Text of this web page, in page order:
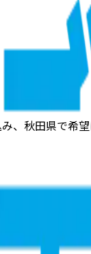
秋田県で希望